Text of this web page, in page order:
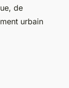
de
urbain